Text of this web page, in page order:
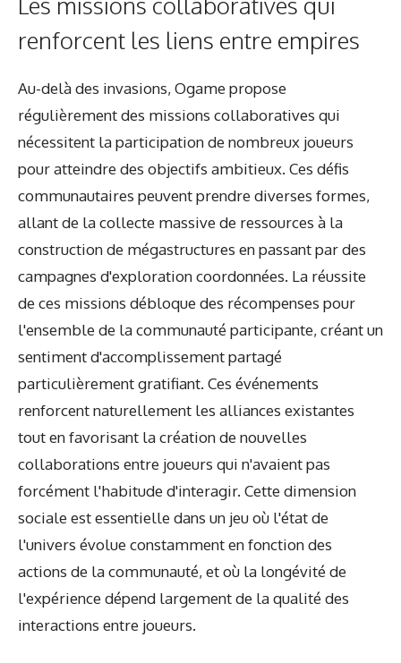
renforcent les liens entre empires
Au-delà des invasions, Ogame propose
régulièrement des missions collaboratives qui
nécessitent la participation de nombreux joueurs
pour atteindre des objectifs ambitieux. Ces défis
communautaires peuvent prendre diverses formes,
allant de la collecte massive de ressources à la
construction de mégastructures en passant par des
campagnes d'exploration coordonnées. La réussite
de ces missions débloque des récompenses pour
l'ensemble de la communauté participante, créant un
sentiment d'accomplissement partagé
particulièrement gratifiant. Ces événements
renforcent naturellement les alliances existantes
tout en favorisant la création de nouvelles
collaborations entre joueurs qui n'avaient pas
forcément l'habitude d'interagir. Cette dimension
sociale est essentielle dans un jeu où l'état de
l'univers évolue constamment en fonction des
actions de la communauté, et où la longévité de
l'expérience dépend largement de la qualité des
interactions entre joueurs.